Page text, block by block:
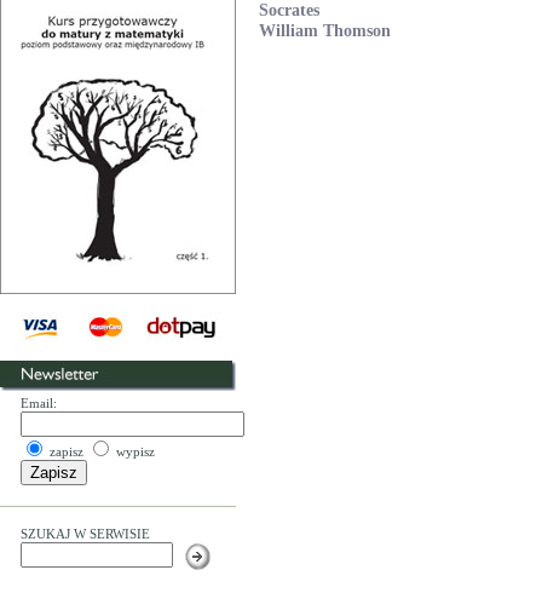
Email:
zapisz wypisz
SZUKAJ W SERWISIE
Socrates
William Thomson